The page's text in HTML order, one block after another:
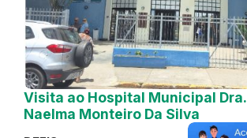
Visita ao Hospital Municipal Dra.
Naelma Monteiro Da Silva